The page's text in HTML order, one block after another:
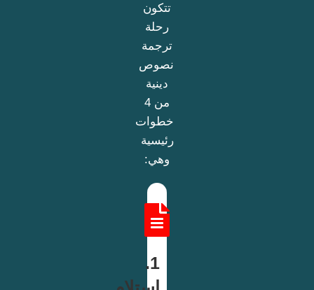
تتكون
رحلة
ترجمة
نصوص
دينية
من 4
خطوات
رئيسية
وهي:
1.